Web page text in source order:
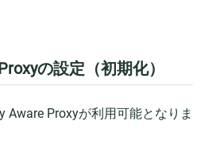
の設定（初期化）
Aware Proxyが利用可能となりま